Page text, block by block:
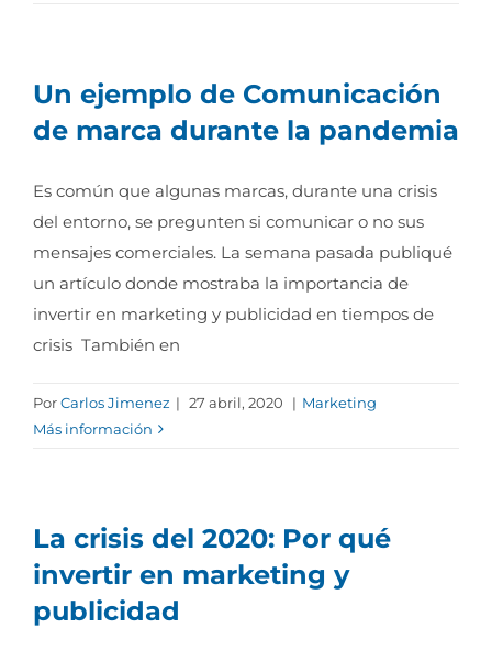
Un ejemplo de Comunicación
de marca durante la pandemia
Es común que algunas marcas, durante una crisis
del entorno, se pregunten si comunicar o no sus
mensajes comerciales. La semana pasada publiqué
un artículo donde mostraba la importancia de
invertir en marketing y publicidad en tiempos de
crisis También en
PorCarlos Jimenez | 27 abril, 2020 | Marketing
Más información
La crisis del 2020: Por qué
invertir en marketing y
publicidad